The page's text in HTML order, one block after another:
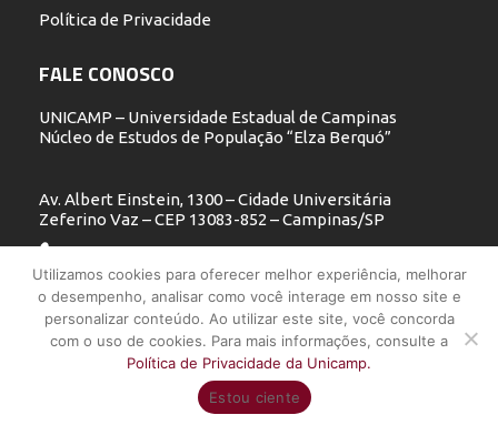
Política de Privacidade
FALE CONOSCO
UNICAMP – Universidade Estadual de Campinas
Núcleo de Estudos de População “Elza Berquó”
Av. Albert Einstein, 1300 – Cidade Universitária
Zeferino Vaz – CEP 13083-852 – Campinas/SP
19 3521.5900
nepo@unicamp.br
UNICAMP - Universidade Estadual de Campinas - Núcleo de Estudos
de População "Elza Berquó" - Todos os direitos reservados
Utilizamos cookies para oferecer melhor experiência, melhorar
o desempenho, analisar como você interage em nosso site e
personalizar conteúdo. Ao utilizar este site, você concorda
com o uso de cookies. Para mais informações, consulte a
Política de Privacidade da Unicamp.
Estou ciente